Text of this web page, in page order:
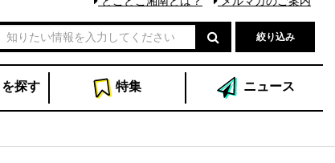
絞り込み
を探す 特集 ニュース